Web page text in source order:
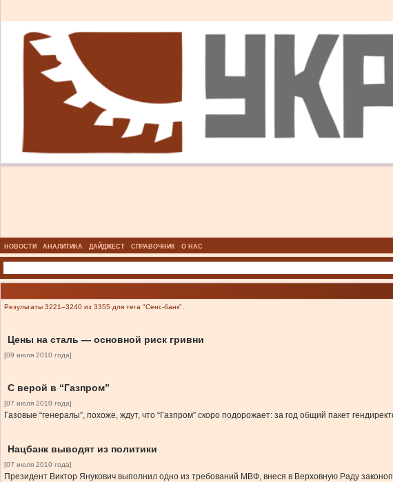
НОВОСТИ АНАЛИТИКА ДАЙДЖЕСТ СПРАВОЧНИК О НАС
Результаты 3221–3240 из 3355 для тега "Сенс-банк".
Цены на сталь — основной риск гривни
[09 июля 2010 года]
С верой в “Газпром”
[07 июля 2010 года]
Газовые “генералы”, похоже, ждут, что “Газпром” скоро подорожает: за год общий пакет
Нацбанк выводят из политики
[07 июля 2010 года]
Президент Виктор Янукович выполнил одно из требований МВФ, внеся в Верховную Раду